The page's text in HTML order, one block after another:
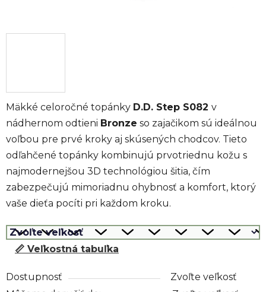
Mäkké celoročné topánky D.D. Step S082 v
nádhernom odtieni Bronze so zajačikom sú ideálnou
voľbou pre prvé kroky aj skúsených chodcov. Tieto
odľahčené topánky kombinujú prvotriednu kožu s
najmodernejšou 3D technológiou šitia, čím
zabezpečujú mimoriadnu ohybnosť a komfort, ktorý
vaše dieťa pocíti pri každom kroku.
📏 Veľkostná tabuľka
Dostupnosť
Zvoľte veľkosť